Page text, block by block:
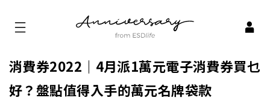
消費券2022｜4月派1萬元電子消費券買乜
好？盤點值得入手的萬元名牌袋款